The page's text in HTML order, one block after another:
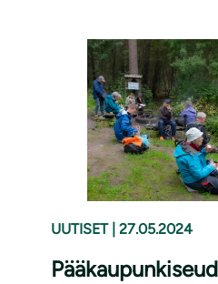
UUTISET 27.05.2024